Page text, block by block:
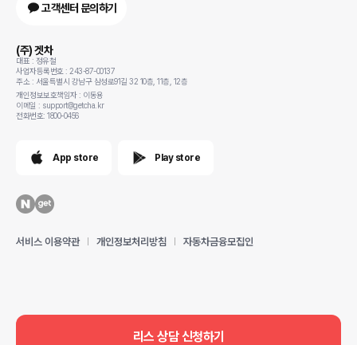
리스 상담 신청하기
고객센터 문의하기
(주) 겟차
대표 : 정유철
사업자등록번호 : 243-87-00137
주소 : 서울특별시 강남구 삼성로91길 32 10층, 11층, 12층
개인정보보호책임자 : 이동용
이메일 : support@getcha.kr
전화번호: 1800-0456
App store Play store
서비스 이용약관 개인정보처리방침 자동차금융모집인